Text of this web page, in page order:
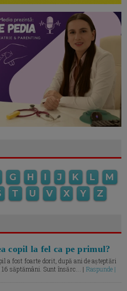
G H I J K L
M
T U V X Y Z
copil la fel ca pe primul?
a fost foarte dorit, după ani de așteptări
săptămâni. Sunt însărc... | Raspunde |